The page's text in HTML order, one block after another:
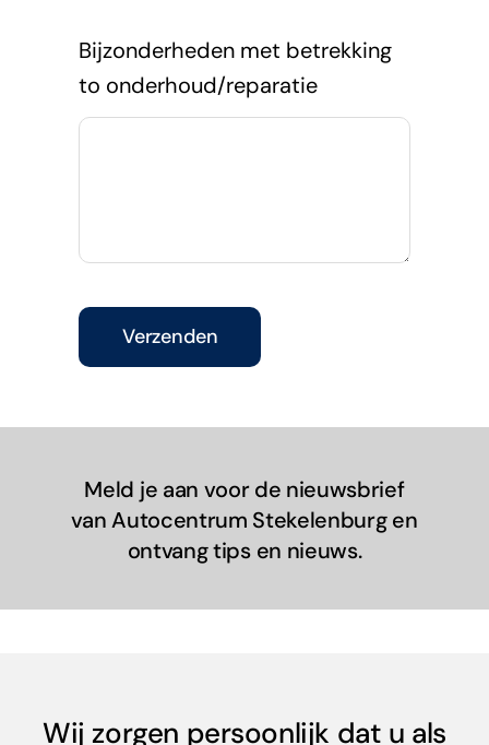
Bijzonderheden met betrekking
to onderhoud/reparatie
Verzenden
Meld je aan voor de nieuwsbrief
van Autocentrum Stekelenburg en
ontvang tips en nieuws.
Wij zorgen persoonlijk dat u als